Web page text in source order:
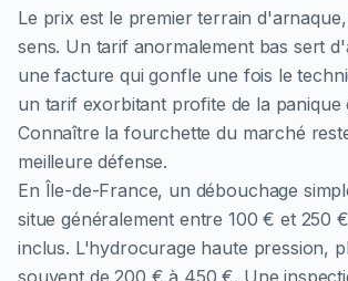
Le prix est le premier terrain
sens. Un tarif anormalement bas sert
une facture qui gonfle une fois le
un tarif exorbitant profite de la panique
Connaître la fourchette du marché
meilleure défense.
En Île-de-France, un débouchage
situe généralement entre 100 € et 250
inclus. L'hydrocurage haute pression,
souvent de 200 € à 450 €. Une